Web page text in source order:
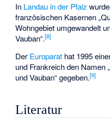
In Landau in der Pfalz
französischen Kasernen
Wohngebiet umgewandelt
Vauban“.[8]
Der Europarat hat 1995
und Frankreich den Namen
und Vauban“ gegeben.[9]
Literatur